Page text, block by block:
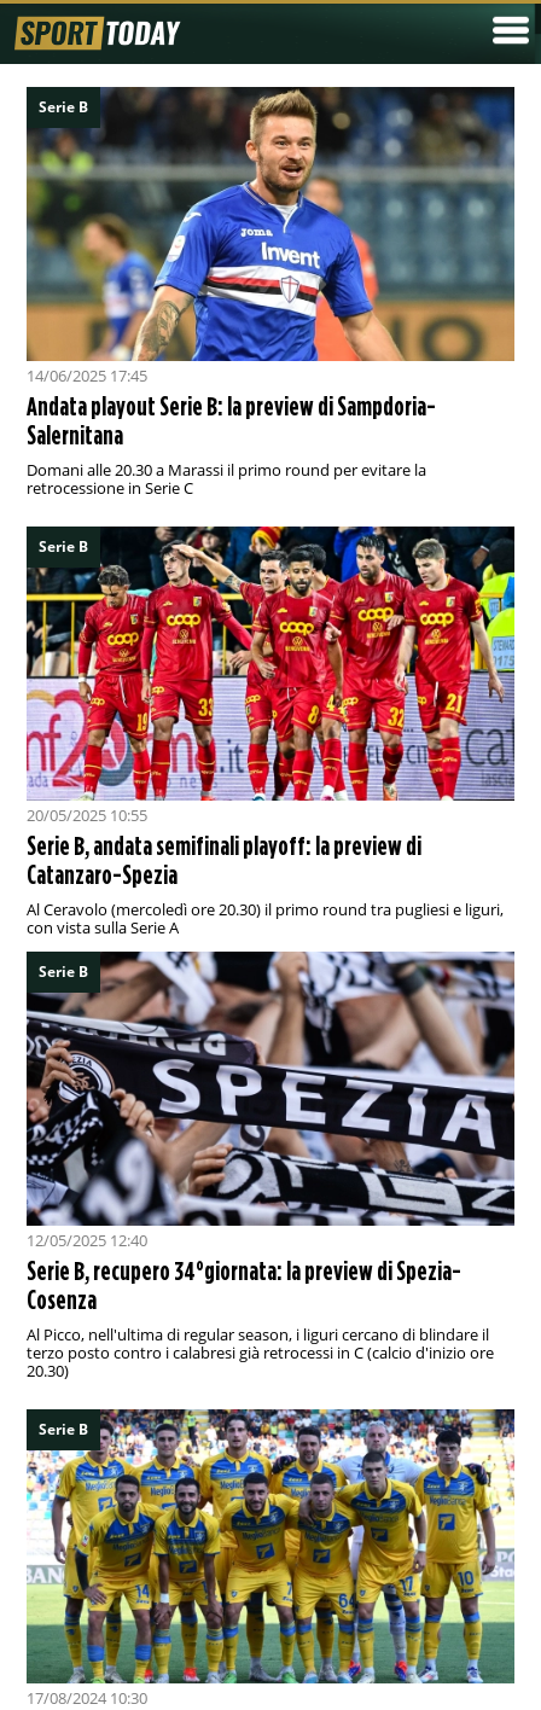
Serie B
14/06/2025 17:45
Andata playout Serie B: la preview di Sampdoria-
Salernitana
Domani alle 20.30 a Marassi il primo round per evitare la
retrocessione in Serie C
Serie B
20/05/2025 10:55
Serie B, andata semifinali playoff: la preview di
Catanzaro-Spezia
Al Ceravolo (mercoledì ore 20.30) il primo round tra pugliesi e liguri,
con vista sulla Serie A
Serie B
12/05/2025 12:40
Serie B, recupero 34°giornata: la preview di Spezia-
Cosenza
Al Picco, nell'ultima di regular season, i liguri cercano di blindare il
terzo posto contro i calabresi già retrocessi in C (calcio d'inizio ore
20.30)
Serie B
17/08/2024 10:30